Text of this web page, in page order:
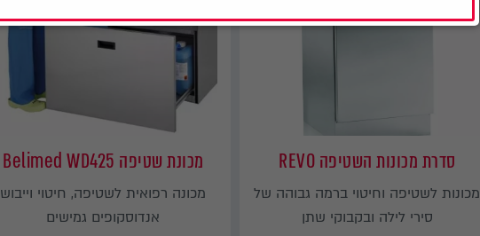
סדרת מכונות השטיפה REVO
מכונות לשטיפה וחיטוי ברמה גבוהה של
סירי לילה ובקבוקי שתן
מכונת שטיפה Belimed WD425
מכונה רפואית לשטיפה, חיטוי וייבוש
אנדוסקופים גמישים